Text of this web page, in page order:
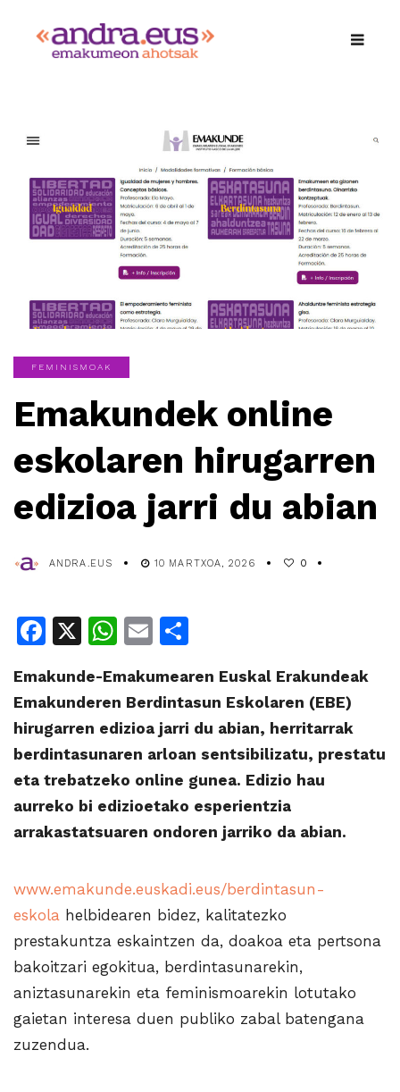
FEMINISMOAK
Emakundek online
eskolaren hirugarren
edizioa jarri du abian
ANDRA.EUS 10 MARTXOA, 2026 0
Facebook
X WhatsApp
Email
Emakunde-Emakumearen Euskal Erakundeak
Emakunderen Berdintasun Eskolaren (EBE)
hirugarren edizioa jarri du abian, herritarrak
berdintasunaren arloan sentsibilizatu, prestatu
eta trebatzeko online gunea. Edizio hau
aurreko bi edizioetako esperientzia
arrakastatsuaren ondoren jarriko da abian.
www.emakunde.euskadi.eus/berdintasun-
eskola helbidearen bidez, kalitatezko
prestakuntza eskaintzen da, doakoa eta pertsona
bakoitzari egokitua, berdintasunarekin,
aniztasunarekin eta feminismoarekin lotutako
gaietan interesa duen publiko zabal batengana
zuzendua.